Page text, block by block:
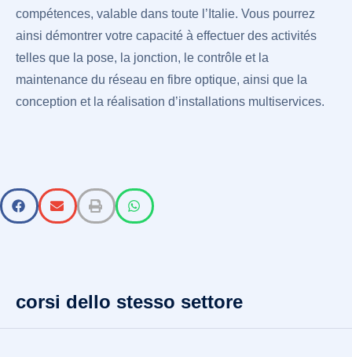
compétences, valable dans toute l’Italie. Vous pourrez
ainsi démontrer votre capacité à effectuer des activités
telles que la pose, la jonction, le contrôle et la
maintenance du réseau en fibre optique, ainsi que la
conception et la réalisation d’installations multiservices.
corsi dello stesso settore